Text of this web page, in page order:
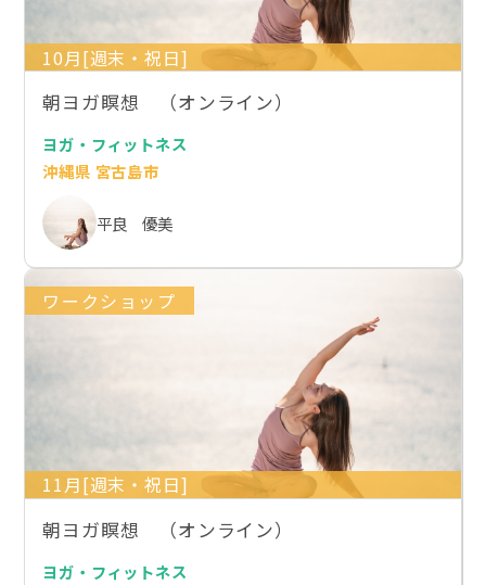
10月[週末・祝日]
朝ヨガ瞑想 （オンライン）
ヨガ・フィットネス
沖縄県 宮古島市
平良 優美
ワークショップ
11月[週末・祝日]
朝ヨガ瞑想 （オンライン）
ヨガ・フィットネス